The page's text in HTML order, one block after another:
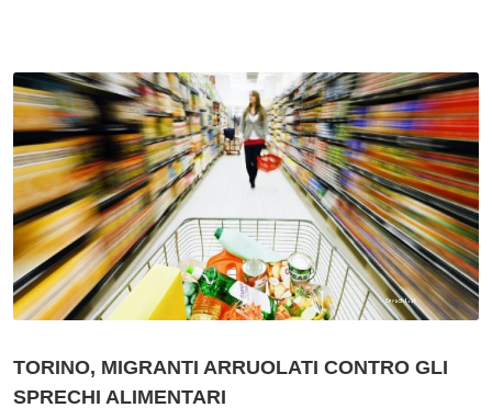
TORINO, MIGRANTI ARRUOLATI CONTRO GLI
SPRECHI ALIMENTARI